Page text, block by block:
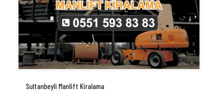
Sultanbeyli Manlift Kiralama